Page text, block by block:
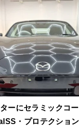
ーにセラミックコ
・プロテクショ